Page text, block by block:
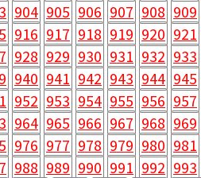
904 905 906 907 908 909
916 917 918 919 920 921
928 929 930 931 932 933
940 941 942 943 944 945
952 953 954 955 956 957
964 965 966 967 968 969
976 977 978 979 980 981
988 989 990 991 992 993